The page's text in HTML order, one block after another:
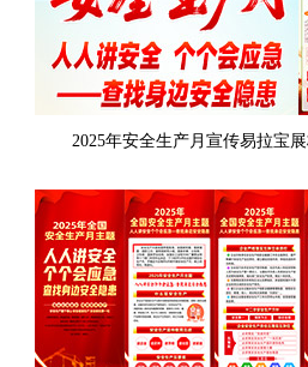
2025年安全生产月宣传易拉宝